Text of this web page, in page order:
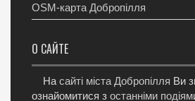
OSM-карта Добропілля
О САЙТЕ
На сайті міста Добропілля Ви
ознайомитися з останніми